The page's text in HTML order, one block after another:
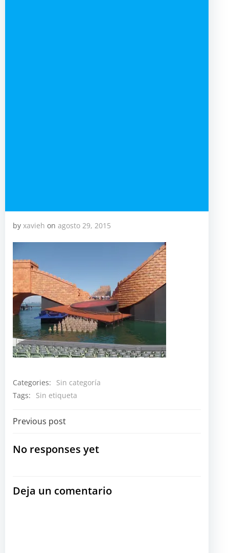
by xavieh on agosto 29, 2015
Categories:
Sin categoría
Tags:
Sin etiqueta
Navegación
por
entradas
Previous post
No responses yet
Deja un comentario